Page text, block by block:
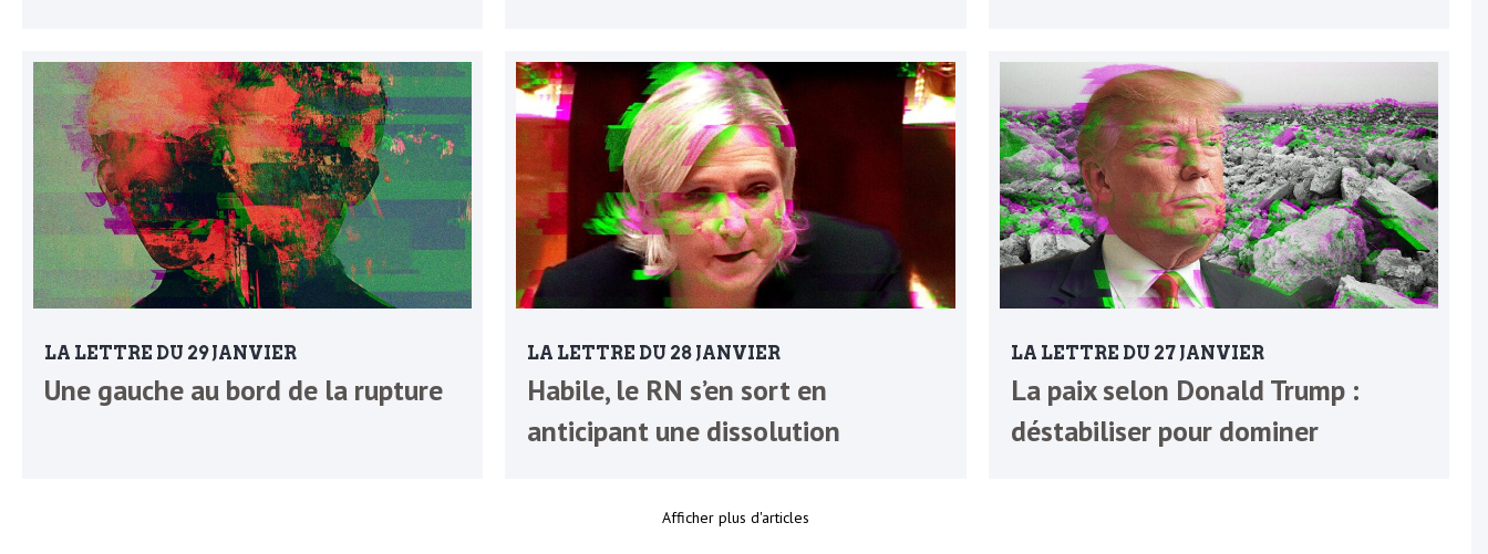
L
e
t
t
r
e
LA LETTRE DU 29 JANVIER
Une gauche au bord de la rupture
LA LETTRE DU 28 JANVIER
Habile, le RN s’en sort en
anticipant une dissolution
LA LETTRE DU 27 JANVIER
La paix selon Donald Trump :
déstabiliser pour dominer
Afficher plus d'articles